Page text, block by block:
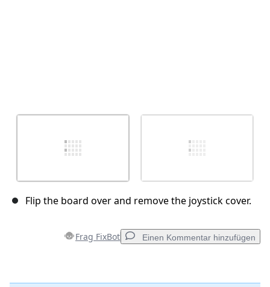
Flip the board over and remove the joystick cover.
Frag FixBot Einen Kommentar hinzufügen